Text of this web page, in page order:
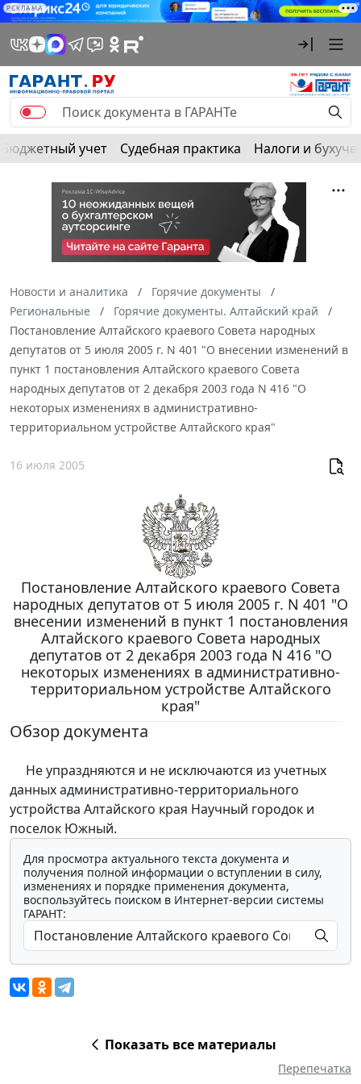
РЕКЛАМА
Бюджетный учет Судебная практика Налоги и
Новости и аналитика
Горячие документы
Региональные
Горячие документы. Алтайский край
Постановление Алтайского краевого Совета народных
депутатов от 5 июля 2005 г. N 401 "О внесении изменений в
пункт 1 постановления Алтайского краевого Совета
народных депутатов от 2 декабря 2003 года N 416 "О
некоторых изменениях в административно-
территориальном устройстве Алтайского края"
16 июля 2005
Постановление Алтайского краевого Совета
народных депутатов от 5 июля 2005 г. N 401 "О
внесении изменений в пункт 1 постановления
Алтайского краевого Совета народных
депутатов от 2 декабря 2003 года N 416 "О
некоторых изменениях в административно-
территориальном устройстве Алтайского
края"
Обзор документа
Не упраздняются и не исключаются из учетных
данных административно-территориального
устройства Алтайского края Научный городок и
поселок Южный.
Для просмотра актуального текста документа и
получения полной информации о вступлении в силу,
изменениях и порядке применения документа,
воспользуйтесь поиском в Интернет-версии системы
ГАРАНТ:
Показать все материалы
Перепечатка